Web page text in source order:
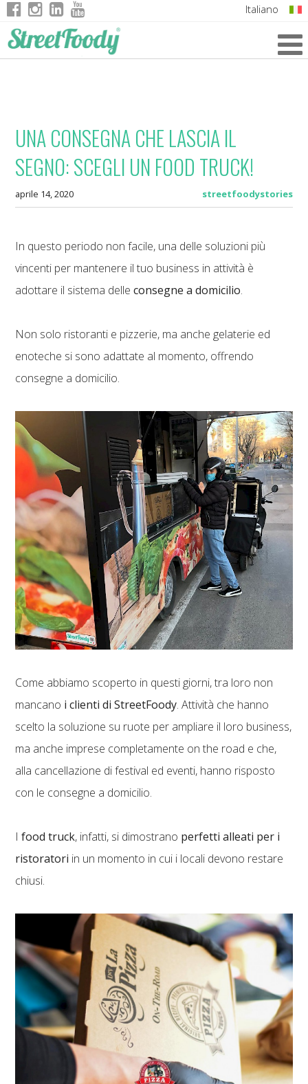
Italiano
UNA CONSEGNA CHE LASCIA IL
SEGNO: SCEGLI UN FOOD TRUCK!
aprile 14, 2020 streetfoodystories
In questo periodo non facile, una delle soluzioni più
vincenti per mantenere il tuo business in attività è
adottare il sistema delleconsegne a domicilio.
Non solo ristoranti e pizzerie, ma anche gelaterie ed
enoteche si sono adattate al momento, offrendo
consegne a domicilio.
Come abbiamo scoperto in questi giorni, tra loro non
mancano i clienti di StreetFoody. Attività che hanno
scelto la soluzione su ruote per ampliare il loro business,
ma anche imprese completamente on the road e che,
alla cancellazione di festival ed eventi, hanno risposto
con le consegne a domicilio.
Ifood truck, infatti, si dimostrano perfetti alleati per i
ristoratori in un momento in cui i locali devono restare
chiusi.